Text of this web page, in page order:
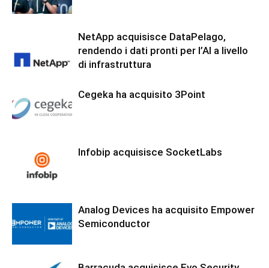
NetApp acquisisce DataPelago,
rendendo i dati pronti per l’AI a livello
di infrastruttura
Cegeka ha acquisito 3Point
Infobip acquisisce SocketLabs
Analog Devices ha acquisito Empower
Semiconductor